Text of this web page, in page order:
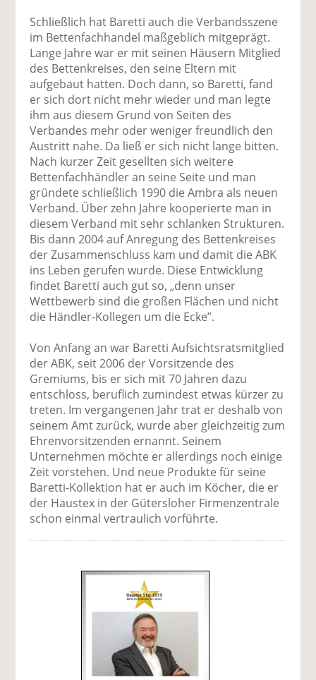
Schließlich hat Baretti auch die Verbandsszene
im Bettenfachhandel maßgeblich mitgeprägt.
Lange Jahre war er mit seinen Häusern Mitglied
des Bettenkreises, den seine Eltern mit
aufgebaut hatten. Doch dann, so Baretti, fand
er sich dort nicht mehr wieder und man legte
ihm aus diesem Grund von Seiten des
Verbandes mehr oder weniger freundlich den
Austritt nahe. Da ließ er sich nicht lange bitten.
Nach kurzer Zeit gesellten sich weitere
Bettenfachhändler an seine Seite und man
gründete schließlich 1990 die Ambra als neuen
Verband. Über zehn Jahre kooperierte man in
diesem Verband mit sehr schlanken Strukturen.
Bis dann 2004 auf Anregung des Bettenkreises
der Zusammenschluss kam und damit die ABK
ins Leben gerufen wurde. Diese Entwicklung
findet Baretti auch gut so, „denn unser
Wettbewerb sind die großen Flächen und nicht
die Händler-Kollegen um die Ecke”.
Von Anfang an war Baretti Aufsichtsratsmitglied
der ABK, seit 2006 der Vorsitzende des
Gremiums, bis er sich mit 70 Jahren dazu
entschloss, beruflich zumindest etwas kürzer zu
treten. Im vergangenen Jahr trat er deshalb von
seinem Amt zurück, wurde aber gleichzeitig zum
Ehrenvorsitzenden ernannt. Seinem
Unternehmen möchte er allerdings noch einige
Zeit vorstehen. Und neue Produkte für seine
Baretti-Kollektion hat er auch im Köcher, die er
der Haustex in der Gütersloher Firmenzentrale
schon einmal vertraulich vorführte.